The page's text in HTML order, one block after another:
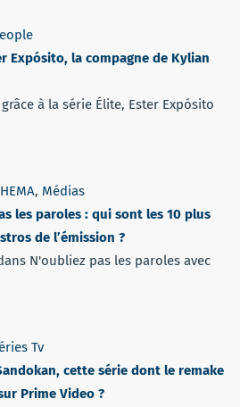
Expósito, la compagne de Kylian
à la série Élite, Ester Expósito
, Médias
les paroles : qui sont les 10 plus
de l’émission ?
N'oubliez pas les paroles avec
Tv
cette série dont le remake
Prime Video ?